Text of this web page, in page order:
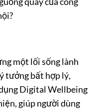
một lối sống lành
tưởng bất hợp lý,
Digital Wellbeing
giúp người dùng